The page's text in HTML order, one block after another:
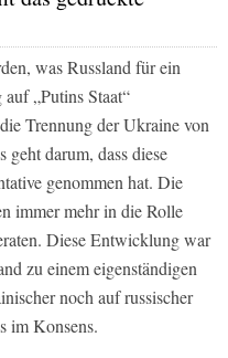
was Russland für ein
„Putins Staat“
Trennung der Ukraine von
geht darum, dass diese
genommen hat. Die
immer mehr in die Rolle
Diese Entwicklung war
zu einem eigenständigen
noch auf russischer
im Konsens.